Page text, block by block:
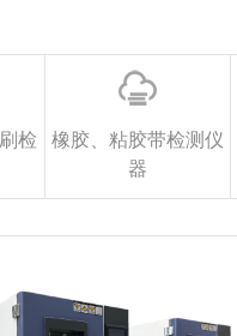
检
橡胶、粘胶带检测仪
器